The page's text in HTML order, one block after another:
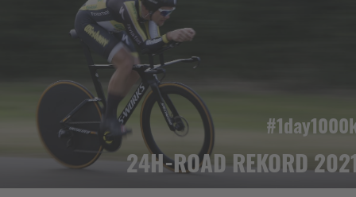
24H-ROAD REKORD